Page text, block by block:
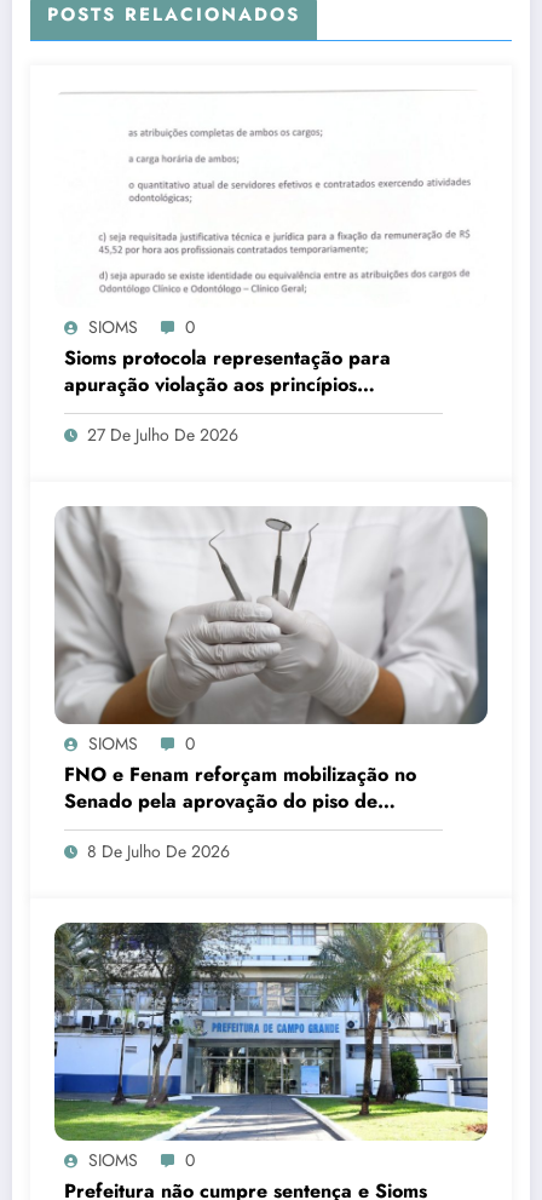
POSTS RELACIONADOS
SIOMS 0
Sioms protocola representação para
apuração violação aos princípios
constitucionais da Administração Pública,
em Ladário
27 De Julho De 2026
SIOMS 0
FNO e Fenam reforçam mobilização no
Senado pela aprovação do piso de
cirurgiões-dentistas e médicos
8 De Julho De 2026
SIOMS 0
Prefeitura não cumpre sentença e Sioms